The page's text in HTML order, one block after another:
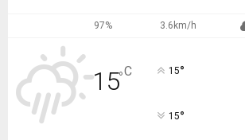
97% 3.6km/h
15°C 15°
15°